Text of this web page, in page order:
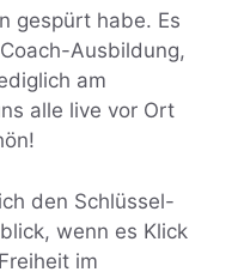
gespürt habe. Es
Ausbildung,
am
alle live vor Ort
den Schlüssel-
wenn es Klick
im